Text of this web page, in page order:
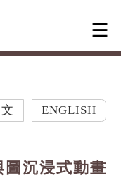
ENGLISH
圖沉浸式動畫